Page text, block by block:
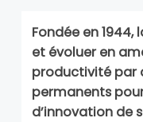
Fondée en 1944,
et évoluer en
productivité par
permanents
d’innovation de